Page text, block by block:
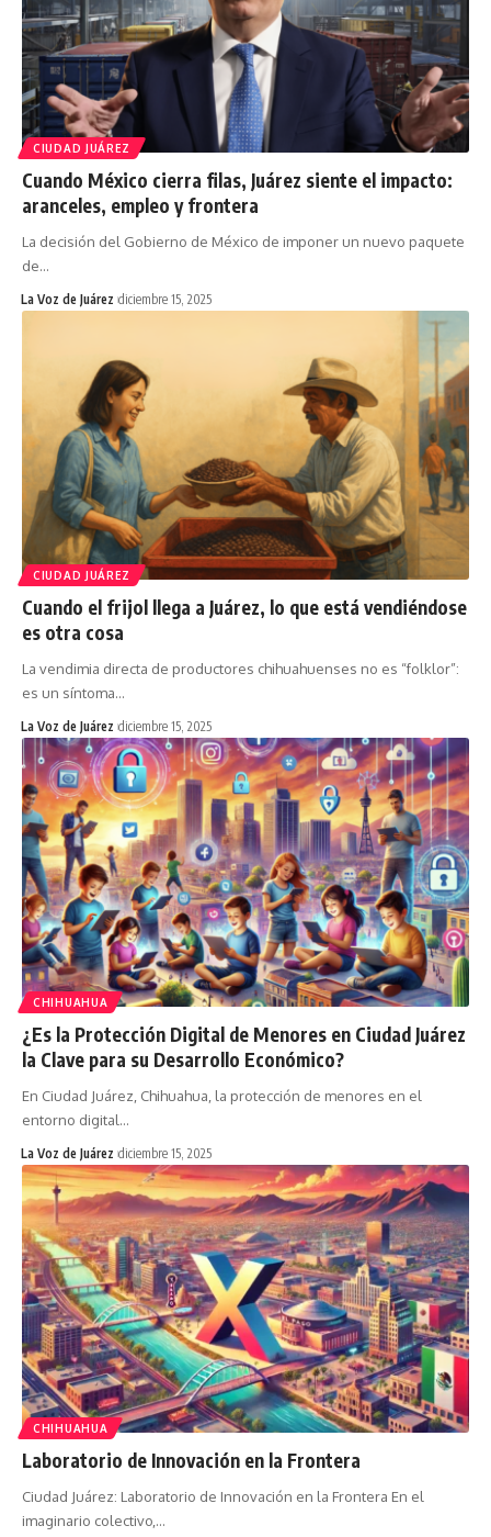
CIUDAD JUÁREZ
Cuando México cierra filas, Juárez siente el impacto:
aranceles, empleo y frontera
La decisión del Gobierno de México de imponer un nuevo paquete
de…
La Voz de Juárez diciembre 15, 2025
CIUDAD JUÁREZ
Cuando el frijol llega a Juárez, lo que está vendiéndose
es otra cosa
La vendimia directa de productores chihuahuenses no es “folklor”:
es un síntoma…
La Voz de Juárez diciembre 15, 2025
CHIHUAHUA
¿Es la Protección Digital de Menores en Ciudad Juárez
la Clave para su Desarrollo Económico?
En Ciudad Juárez, Chihuahua, la protección de menores en el
entorno digital…
La Voz de Juárez diciembre 15, 2025
CHIHUAHUA
Laboratorio de Innovación en la Frontera
Ciudad Juárez: Laboratorio de Innovación en la Frontera En el
imaginario colectivo,…